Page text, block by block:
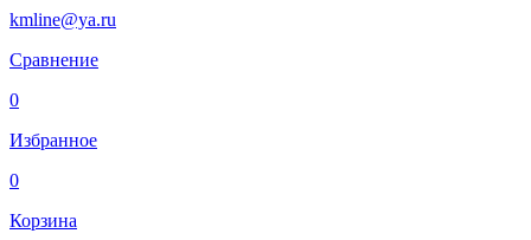
kmline@ya.ru
Сравнение
0
Избранное
0
Корзина